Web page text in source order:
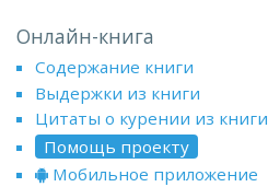
Онлайн-книга
Содержание книги
Выдержки из книги
Цитаты о курении из книги
Помощь проекту
Мобильное приложение